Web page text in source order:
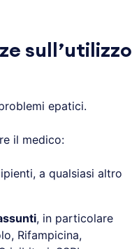
sull’utilizzo
epatici.
il medico:
a qualsiasi altro
, in particolare
Rifampicina,